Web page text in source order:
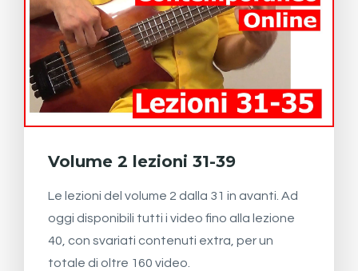
Volume 2 lezioni 31-39
Le lezioni del volume 2 dalla 31 in avanti. Ad
oggi disponibili tutti i video fino alla lezione
40, con svariati contenuti extra, per un
totale di oltre 160 video.